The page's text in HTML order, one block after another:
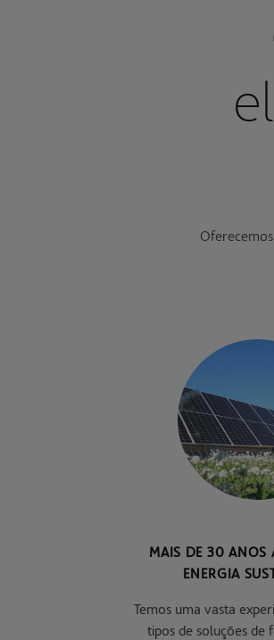
MAIS DE 30 ANOS
ENERGIA
Temos uma vasta
tipos de soluções de